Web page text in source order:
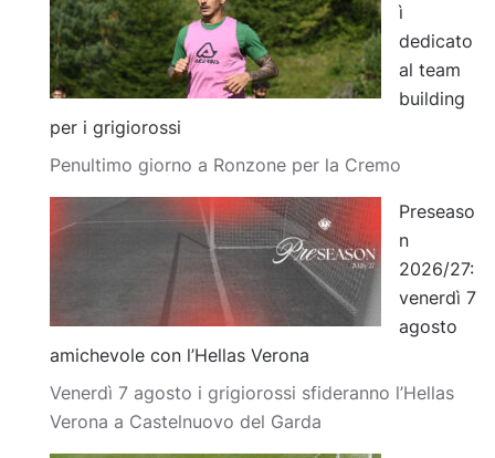
ì
dedicato
al team
building
per i grigiorossi
Penultimo giorno a Ronzone per la Cremo
Preseaso
n
2026/27:
venerdì 7
agosto
amichevole con l’Hellas Verona
Venerdì 7 agosto i grigiorossi sfideranno l’Hellas
Verona a Castelnuovo del Garda